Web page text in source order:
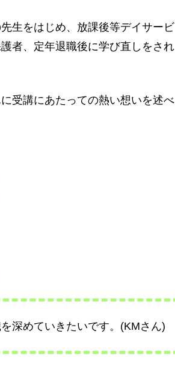
生をはじめ、放課後等デイサービ
者、定年退職後に学び直しをされ
受講にあたっての熱い想いを述べ
深めていきたいです。(KMさん)